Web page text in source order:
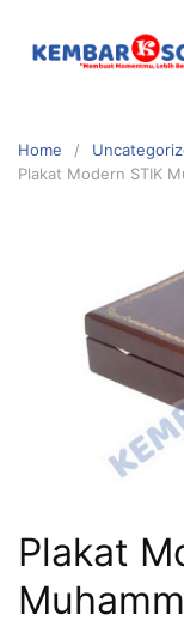
Home
Plakat Modern STIK
Plakat